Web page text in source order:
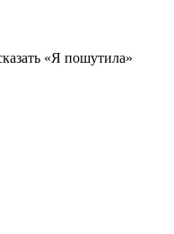
«Я пошутила»